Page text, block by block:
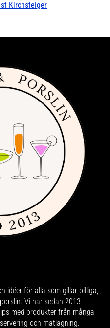
Kirchsteiger
idéer för alla som gillar billiga,
Vi har sedan 2013
med produkter från många
och matlagning.